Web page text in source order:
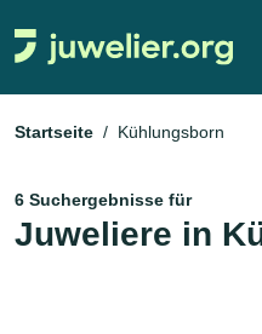
Startseite Kühlungsborn
6 Suchergebnisse für
Juweliere in